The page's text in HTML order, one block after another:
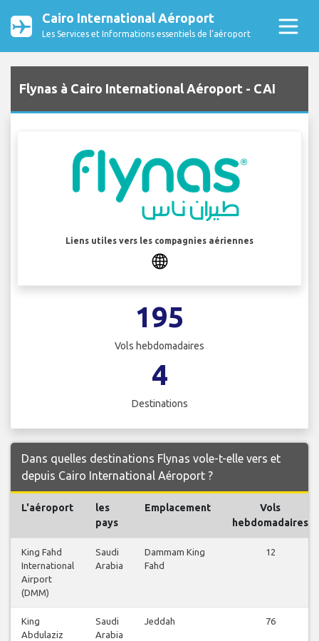
Cairo International Aéroport
Les Services et Informations essentiels de l’aéroport
Flynas à Cairo International Aéroport - CAI
Liens utiles vers les compagnies aériennes
195
Vols hebdomadaires
4
Destinations
Dans quelles destinations Flynas vole-t-elle vers et
depuis Cairo International Aéroport ?
L'aéroport
les
pays
Emplacement
Vols
hebdomadaires
King Fahd
International
Airport
(DMM)
Saudi
Arabia
Dammam King
Fahd
12
King
Abdulaziz
Saudi
Arabia
Jeddah 76